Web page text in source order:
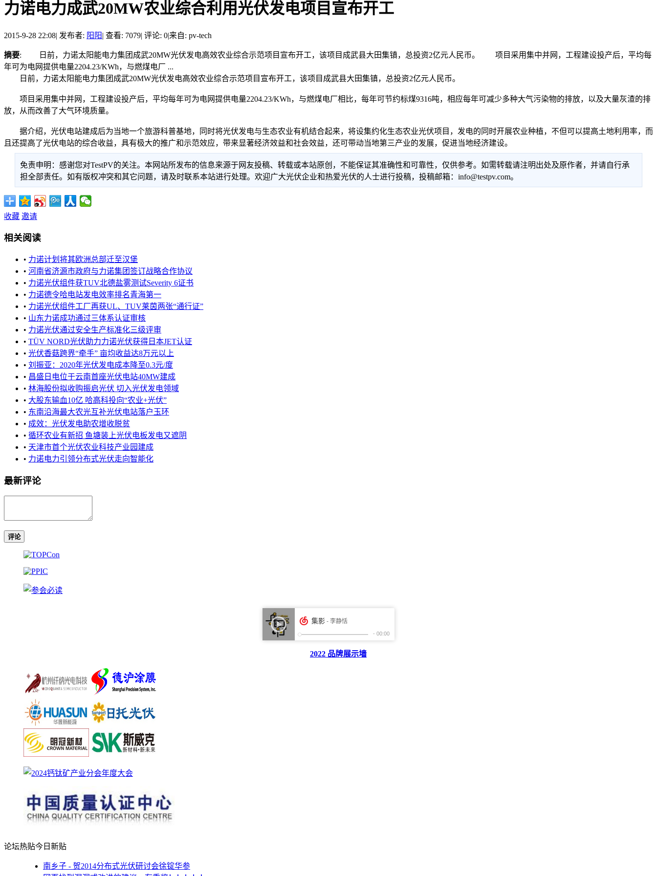
力诺电力成武20MW农业综合利用光伏发电项目宣布开工
2015-9-28 22:08| 发布者: 阳阳| 查看: 7079| 评论: 0|来自: pv-tech
摘要: 日前，力诺太阳能电力集团成武20MW光伏发电高效农业综合示范项目宣布开工，该项目成武县大田集镇，总投资2亿元人民币。 项目采用集中并网，工程建设投产后，平均每
年可为电网提供电量2204.23/KWh，与燃煤电厂 ...
日前，力诺太阳能电力集团成武20MW光伏发电高效农业综合示范项目宣布开工，该项目成武县大田集镇，总投资2亿元人民币。
项目采用集中并网，工程建设投产后，平均每年可为电网提供电量2204.23/KWh，与燃煤电厂相比，每年可节约标煤9316吨，相应每年可减少多种大气污染物的排放，以及大量灰渣的排
放，从而改善了大气环境质量。
据介绍，光伏电站建成后为当地一个旅游科普基地，同时将光伏发电与生态农业有机结合起来，将设集约化生态农业光伏项目，发电的同时开展农业种植，不但可以提高土地利用率，而
且还提高了光伏电站的综合收益，具有极大的推广和示范效应，带来显著经济效益和社会效益，还可带动当地第三产业的发展，促进当地经济建设。
免责申明：感谢您对TestPV的关注。本网站所发布的信息来源于网友投稿、转载或本站原创，不能保证其准确性和可靠性，仅供参考。如需转载请注明出处及原作者，并请自行承
担全部责任。如有版权冲突和其它问题，请及时联系本站进行处理。欢迎广大光伏企业和热爱光伏的人士进行投稿，投稿邮箱：info@testpv.com。
收藏 邀请
相关阅读
• 力诺计划将其欧洲总部迁至汉堡
• 河南省济源市政府与力诺集团签订战略合作协议
• 力诺光伏组件获TUV北德盐雾测试Severity 6证书
• 力诺德令哈电站发电效率排名青海第一
• 力诺光伏组件工厂再获UL、TUV莱茵两张“通行证”
• 山东力诺成功通过三体系认证审核
• 力诺光伏通过安全生产标准化三级评审
• TÜV NORD光伏助力力诺光伏获得日本JET认证
• 光伏香菇跨界“牵手” 亩均收益达8万元以上
• 刘振亚：2020年光伏发电成本降至0.3元/度
• 昌盛日电位于云南首座光伏电站40MW建成
• 林海股份拟收购振启光伏 切入光伏发电领域
• 大股东输血10亿 哈高科投向“农业+光伏”
• 东南沿海最大农光互补光伏电站落户玉环
• 成效：光伏发电助农增收脱贫
• 循环农业有新招 鱼塘装上光伏电板发电又遮阴
• 天津市首个光伏农业科技产业园建成
• 力诺电力引领分布式光伏走向智能化
最新评论
评论
2022 品牌展示墙
论坛热贴今日新贴
南乡子 - 贺2014分布式光伏研讨会徐锭华参